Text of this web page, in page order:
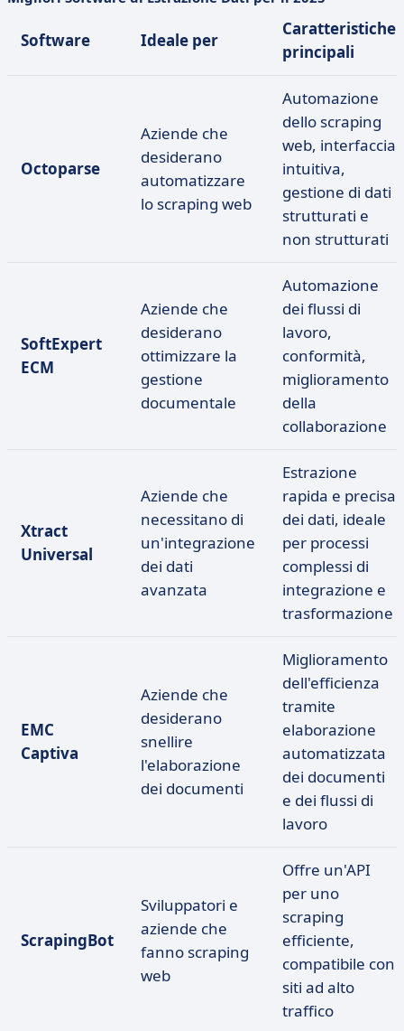
Software Ideale per
Caratteristiche
principali
Octoparse
Aziende che
desiderano
automatizzare
lo scraping web
Automazione
dello scraping
web, interfaccia
intuitiva,
gestione di dati
strutturati e
non strutturati
SoftExpert
ECM
Aziende che
desiderano
ottimizzare la
gestione
documentale
Automazione
dei flussi di
lavoro,
conformità,
miglioramento
della
collaborazione
Xtract
Universal
Aziende che
necessitano di
un'integrazione
dei dati
avanzata
Estrazione
rapida e precisa
dei dati, ideale
per processi
complessi di
integrazione e
trasformazione
EMC
Captiva
Aziende che
desiderano
snellire
l'elaborazione
dei documenti
Miglioramento
dell'efficienza
tramite
elaborazione
automatizzata
dei documenti
e dei flussi di
lavoro
ScrapingBot
Sviluppatori e
aziende che
fanno scraping
web
Offre un'API
per uno
scraping
efficiente,
compatibile con
siti ad alto
traffico